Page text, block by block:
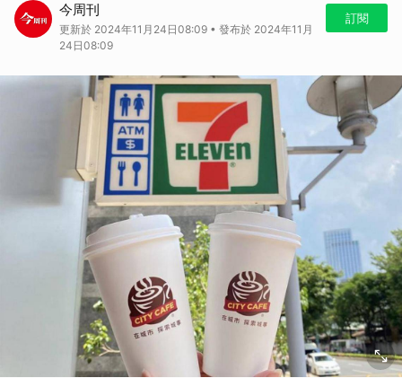
今周刊
更新於 2024年11月24日08:09 • 發布於 2024年11月
24日08:09
訂閱